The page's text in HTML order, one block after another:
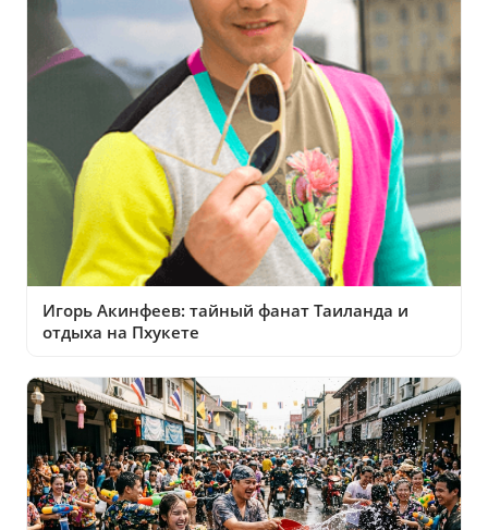
Игорь Акинфеев: тайный фанат Таиланда и
отдыха на Пхукете